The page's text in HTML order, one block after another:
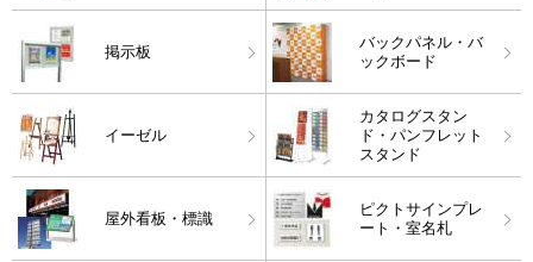
掲示板
バックパネル・バ
ックボード
イーゼル
カタログスタン
ド・パンフレット
スタンド
屋外看板・標識
ピクトサインプレ
ート・室名札